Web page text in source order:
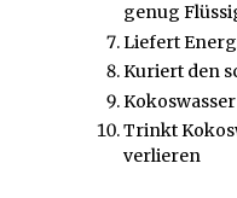
genug
Liefert
Kuriert den
Trinkt
verlieren